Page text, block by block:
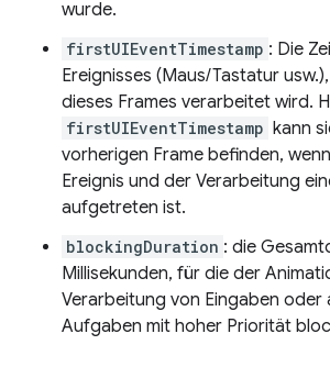
wurde.
firstUIEventTimestamp : Die
Ereignisses (Maus/Tastatur
dieses Frames verarbeitet wird.
firstUIEventTimestamp kann
vorherigen Frame befinden,
Ereignis und der Verarbeitung
aufgetreten ist.
blockingDuration : die
Millisekunden, für die der
Verarbeitung von Eingaben oder
Aufgaben mit hoher Priorität